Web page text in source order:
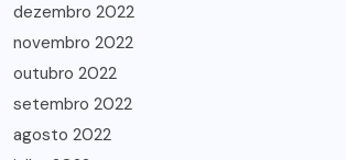
dezembro 2022
novembro 2022
outubro 2022
setembro 2022
agosto 2022